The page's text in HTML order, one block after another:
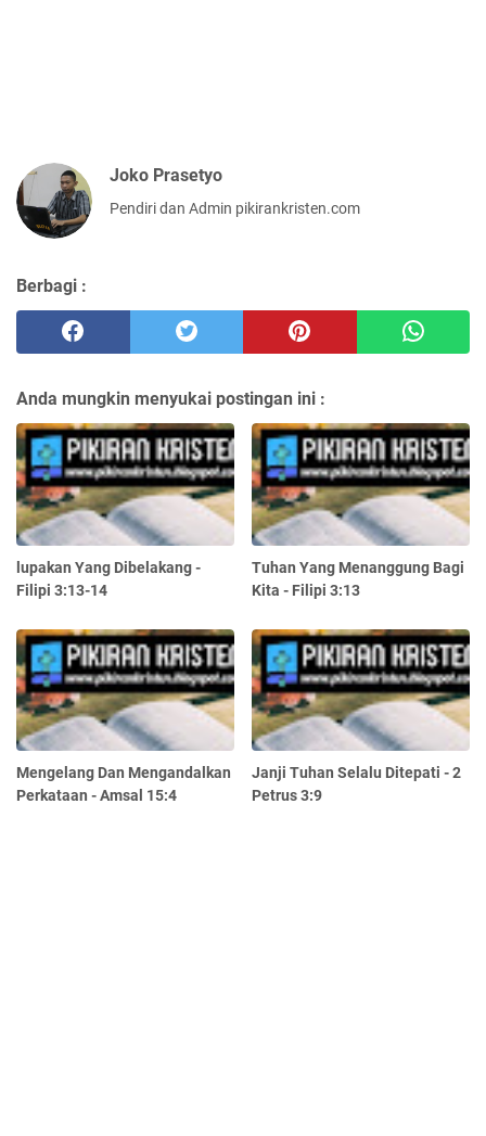
Joko Prasetyo
Pendiri dan Admin pikirankristen.com
Berbagi :
Anda mungkin menyukai postingan ini :
lupakan Yang Dibelakang -
Filipi 3:13-14
Tuhan Yang Menanggung Bagi
Kita - Filipi 3:13
Mengelang Dan Mengandalkan
Perkataan - Amsal 15:4
Janji Tuhan Selalu Ditepati - 2
Petrus 3:9